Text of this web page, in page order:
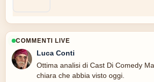
COMMENTI LIVE
Luca Conti
Ottima analisi di Cast Di Comedy
chiara che abbia visto oggi.